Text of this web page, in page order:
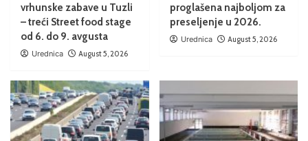
vrhunske zabave u Tuzli
– treći Street food stage
od 6. do 9. avgusta
Urednica August 5, 2026
proglašena najboljom za
preseljenje u 2026.
Urednica August 5, 2026